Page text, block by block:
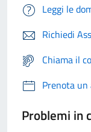
Leggi le
Richiedi
Chiama il
Prenota
Problemi in